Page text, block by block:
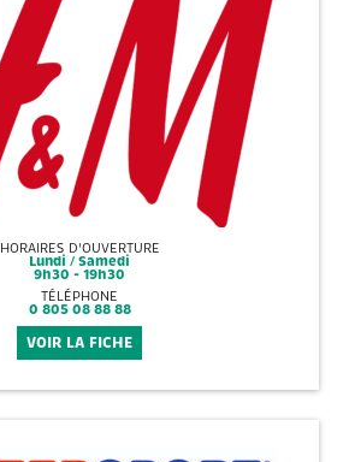
HORAIRES D'OUVERTURE
Lundi / Samedi
9h30 - 19h30
TÉLÉPHONE
0 805 08 88 88
VOIR LA FICHE